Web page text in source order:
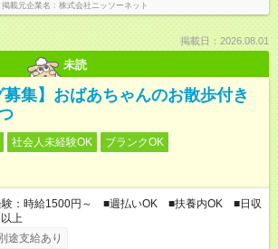
掲載元企業名 株式会社ニッソーネット
掲載日：2026.08.01
未読
募集】おばあちゃんのお散歩付き
社会人未経験OK
ブランクOK
験：時給1500円～ ■週払いOK ■扶養内OK ■日収
上
途支給あり